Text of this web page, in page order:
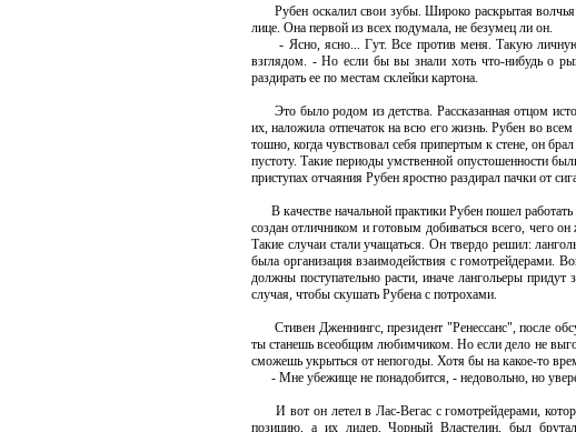
Рубен оскалил свои зубы. Широко раскрытая волчья
лице. Она первой из всех подумала, не безумец ли он.
- Ясно, ясно... Гут. Все против меня. Такую личную
взглядом. - Но если бы вы знали хоть что-нибудь о
раздирать ее по местам склейки картона.
Это было родом из детства. Рассказанная отцом
их, наложила отпечаток на всю его жизнь. Рубен во
тошно, когда чувствовал себя припертым к стене, он
пустоту. Такие периоды умственной опустошенности
приступах отчаяния Рубен яростно раздирал пачки от
В качестве начальной практики Рубен пошел
создан отличником и готовым добиваться всего, чего
Такие случаи стали учащаться. Он твердо решил:
была организация взаимодействия с гомотрейдерами.
должны поступательно расти, иначе лангольеры
случая, чтобы скушать Рубена с потрохами.
Стивен Дженнингс, президент "Ренессанс", после
ты станешь всеобщим любимчиком. Но если дело не
сможешь укрыться от непогоды. Хотя бы на какое-то
- Мне убежище не понадобится, - недовольно, но
И вот он летел в Лас-Вегас с гомотрейдерами,
позицию, а их лидер, Чорный Властелин, был